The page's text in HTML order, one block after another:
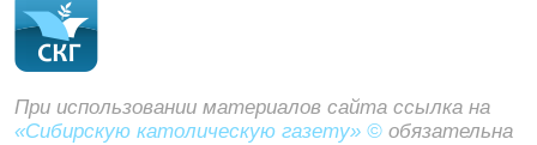
При использовании материалов сайта ссылка на
«Сибирскую католическую газету» © обязательна